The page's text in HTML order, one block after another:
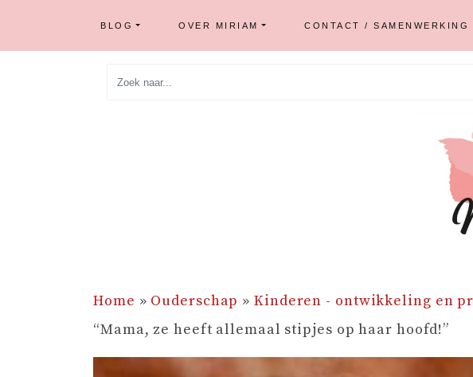
BLOG OVER MIRIAM CONTACT / SAMENWERKING
Home » Ouderschap »Kinderen - ontwikkeling en
“Mama, ze heeft allemaal stipjes op haar hoofd!”